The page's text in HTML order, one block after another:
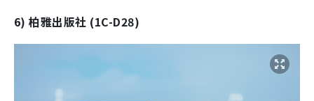
6) 柏雅出版社 (1C-D28)